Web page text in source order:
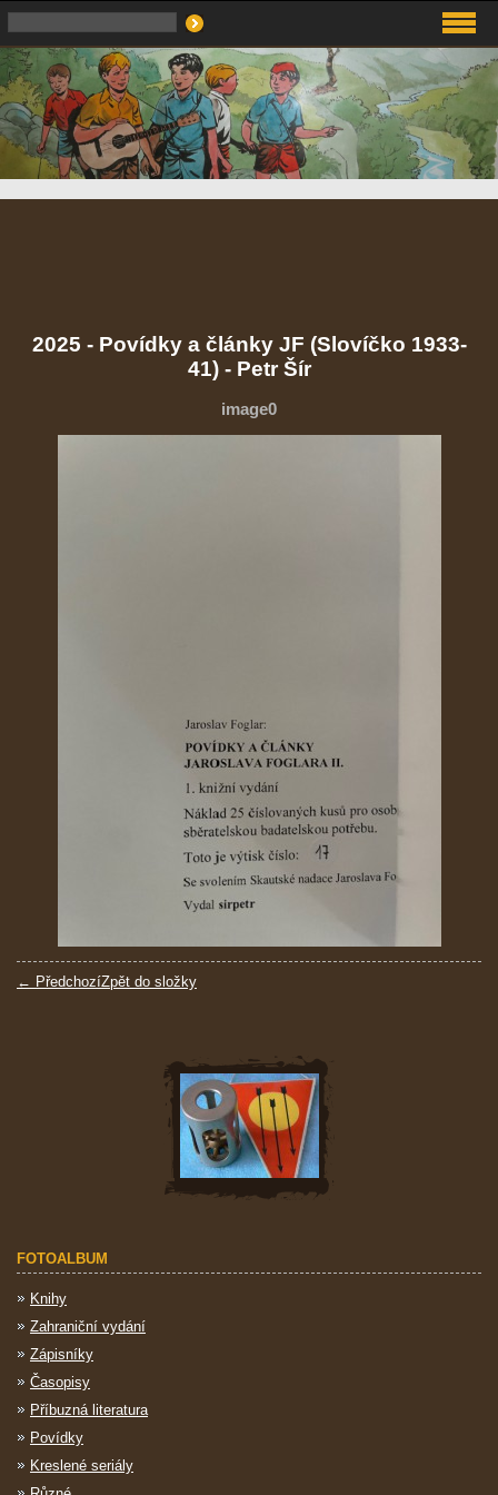
2025 - Povídky a články JF (Slovíčko 1933-
41) - Petr Šír
image0
← PředchozíZpět do složky
FOTOALBUM
Knihy
Zahraniční vydání
Zápisníky
Časopisy
Příbuzná literatura
Povídky
Kreslené seriály